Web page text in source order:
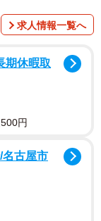
求人情報一覧へ
期休暇取
円
名古屋市